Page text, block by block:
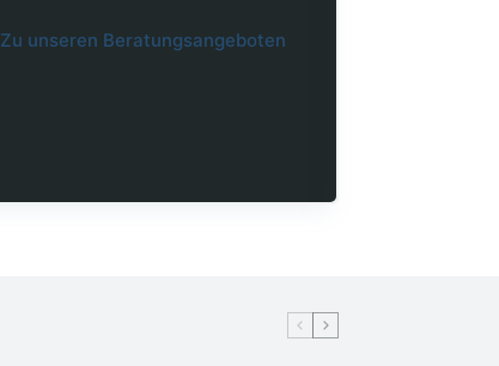
Zu unseren Beratungsangeboten